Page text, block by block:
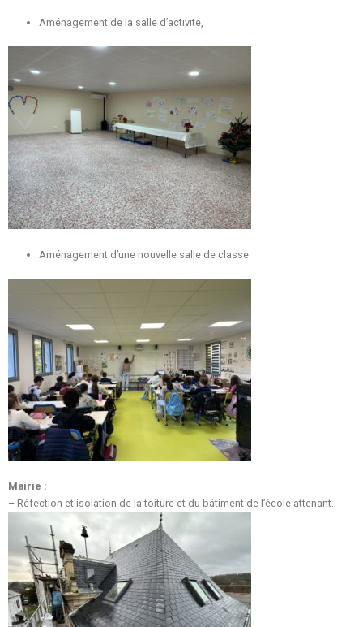
Aménagement de la salle d’activité,
Aménagement d’une nouvelle salle de classe.
Mairie :
– Réfection et isolation de la toiture et du bâtiment de l’école attenant.